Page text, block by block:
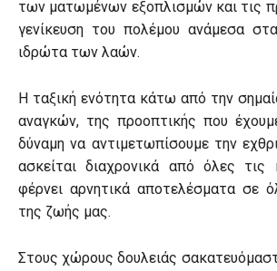
των ματωμένων εξοπλισμών και τις
γενίκευση του πολέμου ανάμεσα
ιδρώτα των λαών.
Η ταξική ενότητα κάτω από την
αναγκών, της προοπτικής που
δύναμη να αντιμετωπίσουμε την
ασκείται διαχρονικά από όλες τις
φέρνει αρνητικά αποτελέσματα σε
της ζωής μας.
Στους χώρους δουλειάς